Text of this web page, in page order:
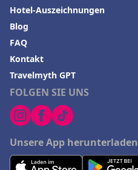
FOLGEN SIE UNS
Unsere App herunterladen
Hotel-Auszeichnungen
Blog
FAQ
Kontakt
Travelmyth GPT